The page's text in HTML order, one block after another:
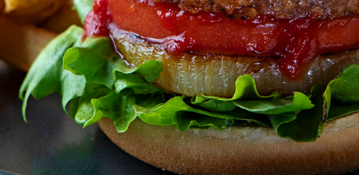
PATTY＆SAUSAGE
2025